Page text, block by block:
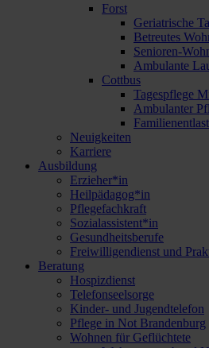
Forst
Geriatrische
Betreutes
Senioren-
Ambulante
Cottbus
Tagespflege
Ambulanter
Neuigkeiten
Karriere
Ausbildung
Erzieher*in
Heilpädagog*in
Pflegefachkraft
Sozialassistent*in
Gesundheitsberufe
Freiwilligendienst und
Beratung
Hospizdienst
Telefonseelsorge
Kinder- und Jugendtelefon
Pflege in Not Brandenburg
Wohnen für Geflüchtete